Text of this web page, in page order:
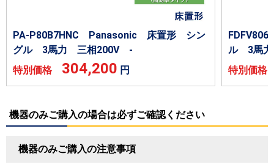
PA-P80B7HNC Panasonic 床置形 シン
グル 3馬力 三相200V -
特別価格 304,200 円
ル 3馬
特別価
機器のみご購入の場合は必ずご確認ください
機器のみご購入の注意事項